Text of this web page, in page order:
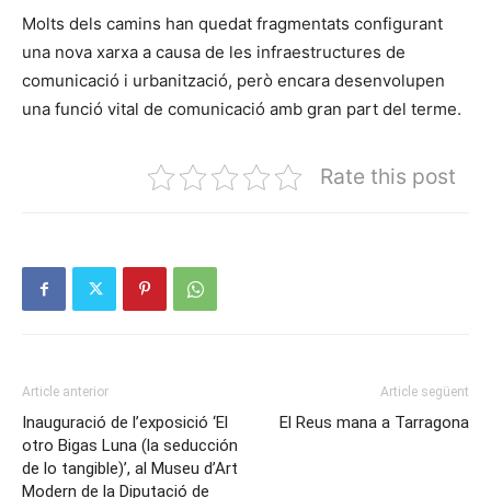
Molts dels camins han quedat fragmentats configurant
una nova xarxa a causa de les infraestructures de
comunicació i urbanització, però encara desenvolupen
una funció vital de comunicació amb gran part del terme.
Rate this post
Article anterior
Inauguració de l’exposició ‘El
otro Bigas Luna (la seducción
de lo tangible)’, al Museu d’Art
Modern de la Diputació de
Article següent
El Reus mana a Tarragona